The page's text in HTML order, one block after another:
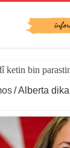
ketin bin
/Alberta